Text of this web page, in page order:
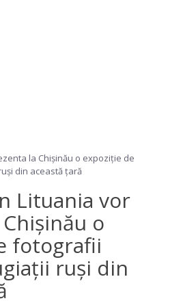
la Chișinău o expoziție de
din această țară
Lituania vor
o
fotografii
ruși din